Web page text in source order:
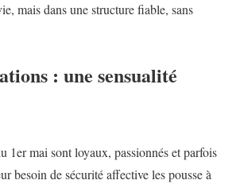
mais dans une structure fiable, sans
: une sensualité
1er mai sont loyaux, passionnés et parfois
besoin de sécurité affective les pousse à